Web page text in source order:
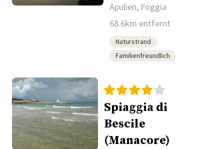
Apulien, Foggia
68.6km entfernt
Naturstrand
Familienfreundlich
Spiaggia di
Bescile
(Manacore)